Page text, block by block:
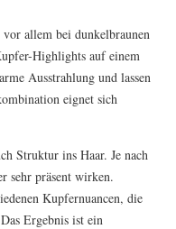
allem bei dunkelbraunen
Highlights auf einem
Ausstrahlung und lassen
eignet sich
Struktur ins Haar. Je nach
sehr präsent wirken.
Kupfernuancen, die
Ergebnis ist ein